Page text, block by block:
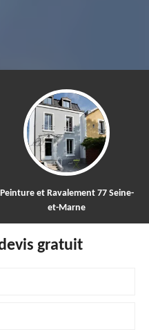
Nettoyage et démoussage
toiture 77
gratuit